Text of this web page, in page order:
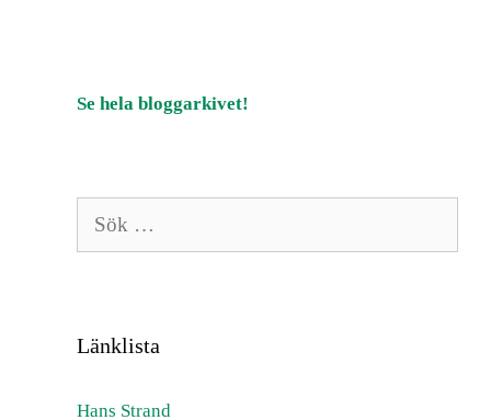
Se hela bloggarkivet!
Länklista
Hans Strand